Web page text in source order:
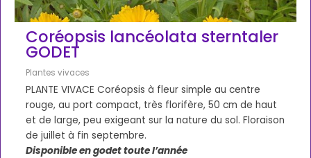
Coréopsis lancéolata sterntaler
GODET
Plantes vivaces
PLANTE VIVACE Coréopsis à fleur simple au centre
rouge, au port compact, très florifère, 50 cm de haut
et de large, peu exigeant sur la nature du sol. Floraison
de juillet à fin septembre.
Disponible en godet toute l’année